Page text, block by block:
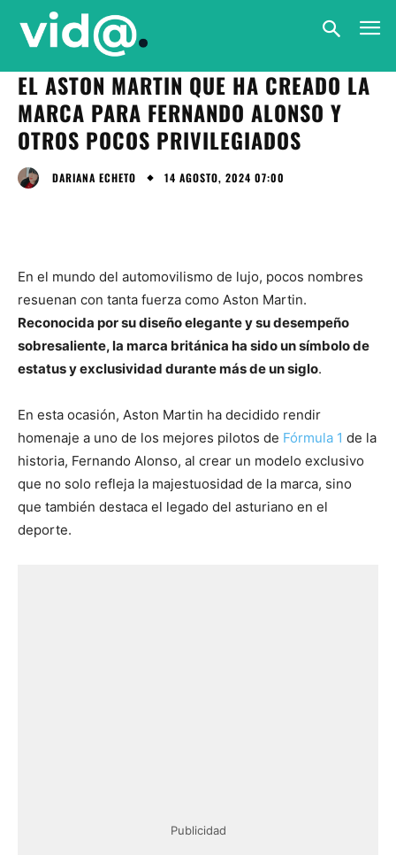
EL ASTON MARTIN QUE HA CREADO LA
MARCA PARA FERNANDO ALONSO Y
OTROS POCOS PRIVILEGIADOS
DARIANA ECHETO 14 AGOSTO, 2024 07:00
En el mundo del automovilismo de lujo, pocos nombres
resuenan con tanta fuerza como Aston Martin.
Reconocida por su diseño elegante y su desempeño
sobresaliente, la marca británica ha sido un símbolo de
estatus y exclusividad durante más de un siglo.
En esta ocasión, Aston Martin ha decidido rendir
homenaje a uno de los mejores pilotos de Fórmula 1 de la
historia, Fernando Alonso, al crear un modelo exclusivo
que no solo refleja la majestuosidad de la marca, sino
que también destaca el legado del asturiano en el
deporte.
Publicidad